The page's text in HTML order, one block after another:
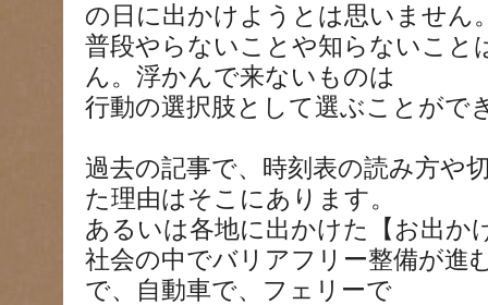
の日に出かけようとは思いません
普段やらないことや知らないこと
ん。浮かんで来ないものは
行動の選択肢として選ぶことがで
過去の記事で、時刻表の読み方や
た理由はそこにあります。
あるいは各地に出かけた【お出か
社会の中でバリアフリー整備が進
で、自動車で、フェリーで